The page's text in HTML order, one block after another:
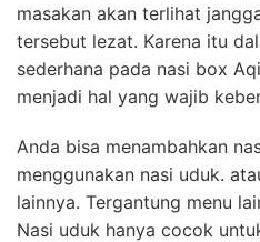
masakan akan terlihat
tersebut lezat. Karena itu
sederhana pada nasi box
menjadi hal yang wajib
Anda bisa menambahkan
menggunakan nasi uduk.
lainnya. Tergantung menu
Nasi uduk hanya cocok